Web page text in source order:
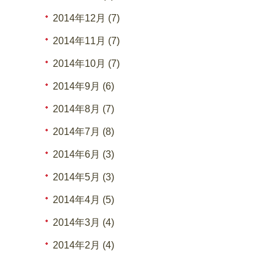
2014年12月 (7)
2014年11月 (7)
2014年10月 (7)
2014年9月 (6)
2014年8月 (7)
2014年7月 (8)
2014年6月 (3)
2014年5月 (3)
2014年4月 (5)
2014年3月 (4)
2014年2月 (4)